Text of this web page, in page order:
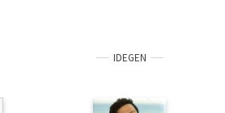
IDEGEN